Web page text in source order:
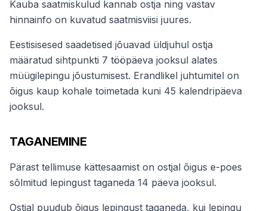
Kauba saatmiskulud kannab ostja ning vastav
hinnainfo on kuvatud saatmisviisi juures.
Eestisisesed saadetised jõuavad üldjuhul ostja
määratud sihtpunkti 7 tööpäeva jooksul alates
müügilepingu jõustumisest. Erandlikel juhtumitel on
õigus kaup kohale toimetada kuni 45 kalendripäeva
jooksul.
TAGANEMINE
Pärast tellimuse kättesaamist on ostjal õigus e-poes
sõlmitud lepingust taganeda 14 päeva jooksul.
Ostjal puudub õigus lepingust taganeda, kui lepingu